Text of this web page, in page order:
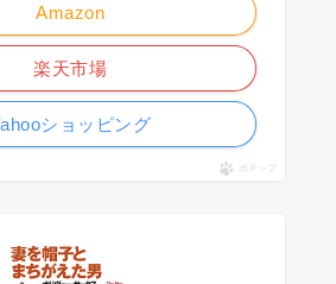
Amazon
楽天市場
ショッピング
ポチップ